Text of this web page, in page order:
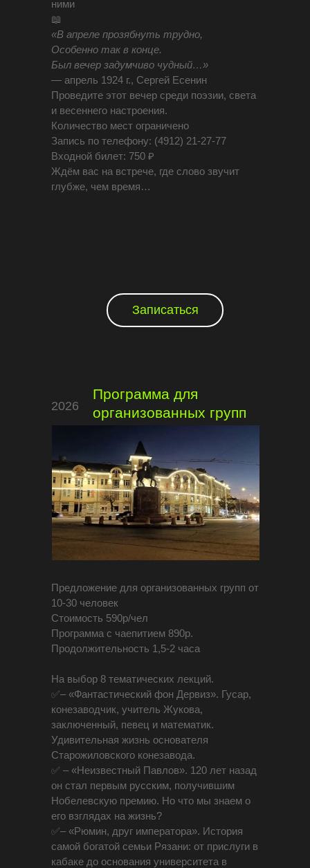
ними
📖
«В апреле прозябнуть трудно,
Особенно так в конце.
Был вечер задумчиво чудный…»
— апрель 1924 г., Сергей Есенин
Проведите этот вечер среди поэзии, света
и весеннего настроения.
Количество мест ограничено
Запись по телефону: (4912) 21-27-77
Входной билет: 750 ₽
Ждём вас на встрече, где слово звучит
глубже, чем время…
Записаться
Предложение для организованных групп от
10-30 человек
Стоимость 590р/чел
Программа с чаепитием 890р.
Продолжительность 1,5-2 часа
На выбор 8 тематических лекций.
✅– «Фантастический фон Дервиз». Гусар,
конезаводчик, учитель Жукова,
заключенный, певец и математик.
Удивительная жизнь основателя
Старожиловского конезавода.
✅ – «Неизвестный Павлов». 120 лет назад
он стал первым русским, получившим
Нобелевскую премию. Но что мы знаем о
его взглядах на жизнь?
✅– «Рюмин, друг императора». История
самой богатой семьи Рязани: от прислуги в
кабаке до основания университета в
2026
Программа для
организованных групп